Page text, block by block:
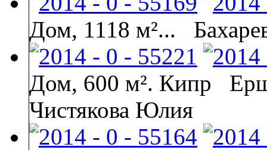
Дом, 1118 м²...
Дом, 600 м². Кипр
Чистякова Юлия